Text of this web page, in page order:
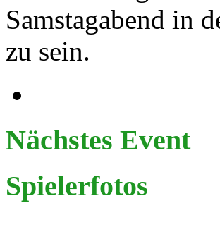
Samstagabend in
zu sein.
Nächstes Event
Spielerfotos